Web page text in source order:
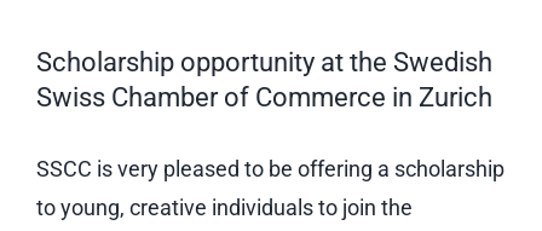
Scholarship opportunity at the Swedish
Swiss Chamber of Commerce in Zurich
SSCC is very pleased to be offering a scholarship
to young, creative individuals to join the